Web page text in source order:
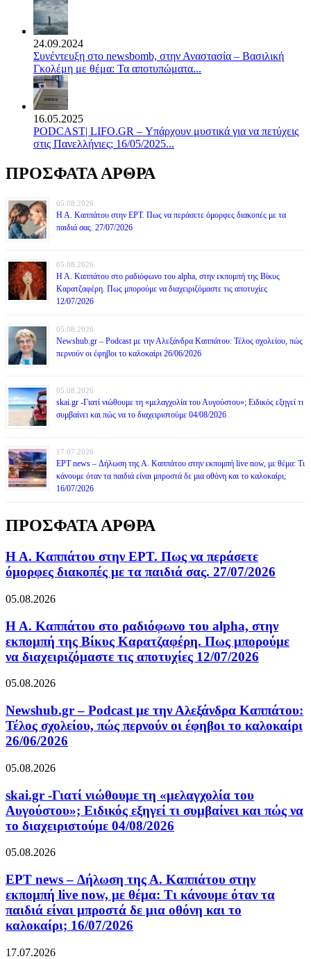
24.09.2024
Συνέντευξη στο newsbomb, στην Αναστασία – Βασιλική
Γκολέμη με θέμα: Τα αποτυπώματα...
16.05.2025
PODCAST| LIFO.GR – Υπάρχουν μυστικά για να πετύχεις
στις Πανελλήνιες; 16/05/2025...
ΠΡΟΣΦΑΤΑ ΑΡΘΡΑ
05.08.2026
Η Α. Καππάτου στην ΕΡΤ. Πως να περάσετε όμορφες διακοπές με τα
παιδιά σας. 27/07/2026
05.08.2026
Η Α. Καππάτου στο ραδιόφωνο του alpha, στην εκπομπή της Βίκυς
Καρατζαφέρη. Πως μπορούμε να διαχειριζόμαστε τις αποτυχίες
12/07/2026
05.08.2026
Newshub.gr – Podcast με την Αλεξάνδρα Καππάτου: Τέλος σχολείου, πώς
περνούν οι έφηβοι το καλοκαίρι 26/06/2026
05.08.2026
skai.gr -Γιατί νιώθουμε τη «μελαγχολία του Αυγούστου»; Ειδικός εξηγεί τι
συμβαίνει και πώς να το διαχειριστούμε 04/08/2026
17.07.2026
ΕΡΤ news – Δήλωση της Α. Καππάτου στην εκπομπή live now, με θέμα: Τι
κάνουμε όταν τα παιδιά είναι μπροστά δε μια οθόνη και το καλοκαίρι;
16/07/2026
ΠΡΟΣΦΑΤΑ ΑΡΘΡΑ
Η Α. Καππάτου στην ΕΡΤ. Πως να περάσετε
όμορφες διακοπές με τα παιδιά σας. 27/07/2026
05.08.2026
Η Α. Καππάτου στο ραδιόφωνο του alpha, στην
εκπομπή της Βίκυς Καρατζαφέρη. Πως μπορούμε
να διαχειριζόμαστε τις αποτυχίες 12/07/2026
05.08.2026
Newshub.gr – Podcast με την Αλεξάνδρα Καππάτου:
Τέλος σχολείου, πώς περνούν οι έφηβοι το καλοκαίρι
26/06/2026
05.08.2026
skai.gr -Γιατί νιώθουμε τη «μελαγχολία του
Αυγούστου»; Ειδικός εξηγεί τι συμβαίνει και πώς να
το διαχειριστούμε 04/08/2026
05.08.2026
ΕΡΤ news – Δήλωση της Α. Καππάτου στην
εκπομπή live now, με θέμα: Τι κάνουμε όταν τα
παιδιά είναι μπροστά δε μια οθόνη και το
καλοκαίρι; 16/07/2026
17.07.2026